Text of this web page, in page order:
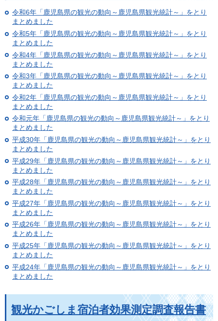
令和6年「鹿児島県の観光の動向～鹿児島県観光統計～」をとり
まとめました
令和5年「鹿児島県の観光の動向～鹿児島県観光統計～」をとり
まとめました
令和4年「鹿児島県の観光の動向～鹿児島県観光統計～」をとり
まとめました
令和3年「鹿児島県の観光の動向～鹿児島県観光統計～」をとり
まとめました
令和2年「鹿児島県の観光の動向～鹿児島県観光統計～」をとり
まとめました
令和元年「鹿児島県の観光の動向～鹿児島県観光統計～」をとり
まとめました
平成30年「鹿児島県の観光の動向～鹿児島県観光統計～」をとり
まとめました
平成29年「鹿児島県の観光の動向～鹿児島県観光統計～」をとり
まとめました
平成28年「鹿児島県の観光の動向～鹿児島県観光統計～」をとり
まとめました
平成27年「鹿児島県の観光の動向～鹿児島県観光統計～」をとり
まとめました
平成26年「鹿児島県の観光の動向～鹿児島県観光統計～」をとり
まとめました
平成25年「鹿児島県の観光の動向～鹿児島県観光統計～」をとり
まとめました
平成24年「鹿児島県の観光の動向～鹿児島県観光統計～」をとり
まとめました
観光かごしま宿泊者効果測定調査報告書